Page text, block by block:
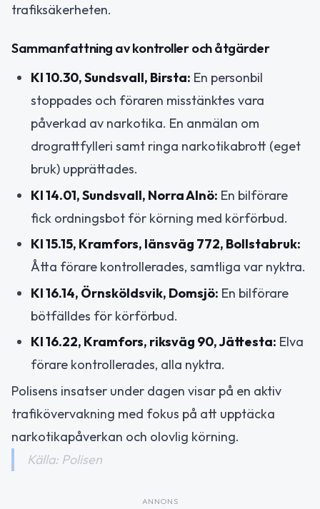
trafiksäkerheten.
Sammanfattning av kontroller och åtgärder
Kl 10.30, Sundsvall, Birsta: En personbil
stoppades och föraren misstänktes vara
påverkad av narkotika. En anmälan om
drograttfylleri samt ringa narkotikabrott (eget
bruk) upprättades.
Kl 14.01, Sundsvall, Norra Alnö: En bilförare
fick ordningsbot för körning med körförbud.
Kl 15.15, Kramfors, länsväg 772, Bollstabruk:
Åtta förare kontrollerades, samtliga var nyktra.
Kl 16.14, Örnsköldsvik, Domsjö: En bilförare
bötfälldes för körförbud.
Kl 16.22, Kramfors, riksväg 90, Jättesta: Elva
förare kontrollerades, alla nyktra.
Polisens insatser under dagen visar på en aktiv
trafikövervakning med fokus på att upptäcka
narkotikapåverkan och olovlig körning.
Källa: Polisen
ANNONS